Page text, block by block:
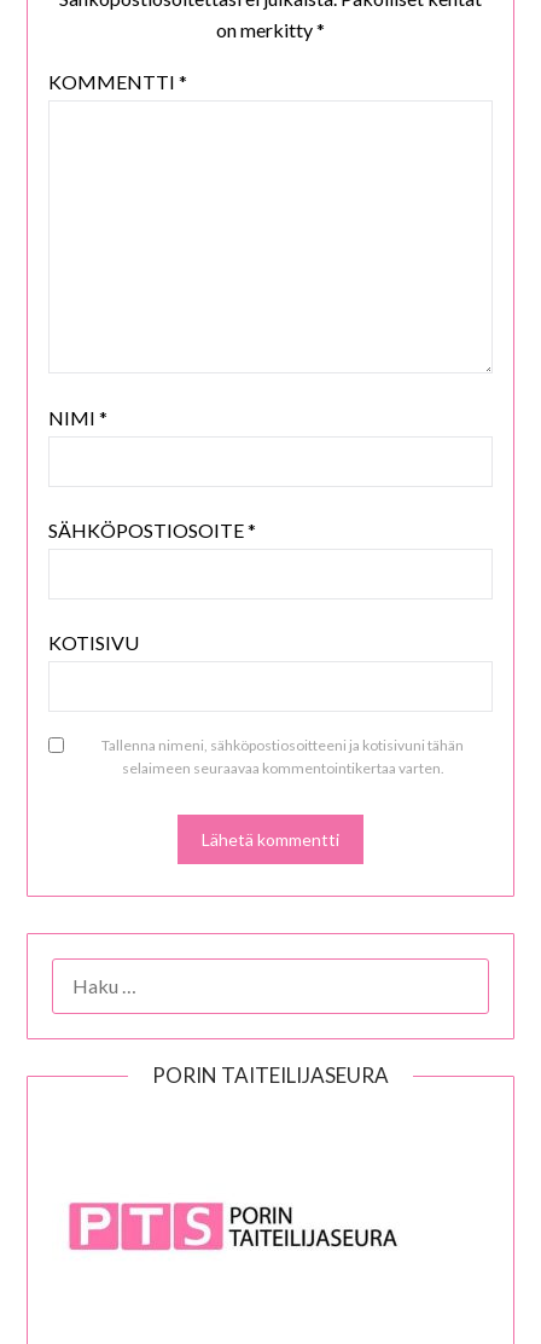
on merkitty*
KOMMENTTI *
NIMI *
SÄHKÖPOSTIOSOITE*
KOTISIVU
Tallenna nimeni, sähköpostiosoitteeni ja kotisivuni tähän
selaimeen seuraavaa kommentointikertaa varten.
PORIN TAITEILIJASEURA